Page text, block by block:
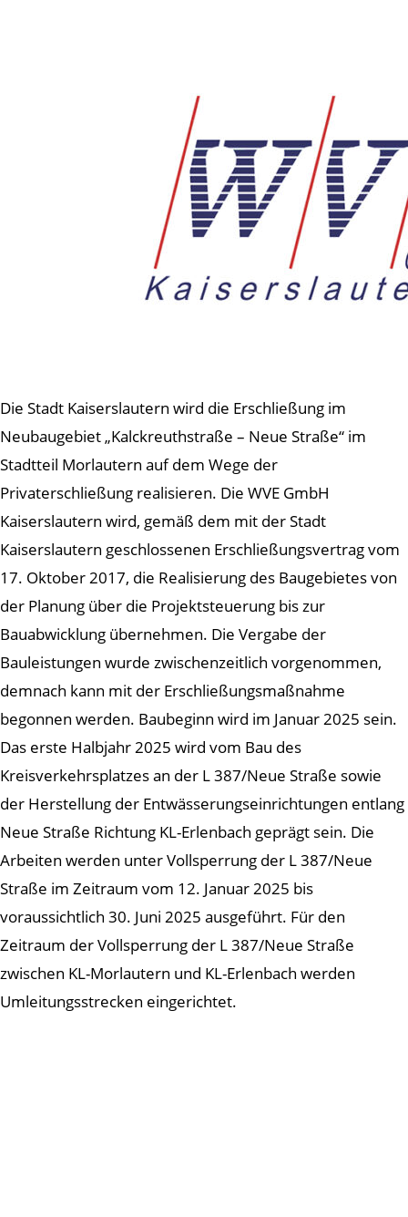
Die Stadt Kaiserslautern wird die Erschließung im
Neubaugebiet „Kalckreuthstraße – Neue Straße“ im
Stadtteil Morlautern auf dem Wege der
Privaterschließung realisieren. Die WVE GmbH
Kaiserslautern wird, gemäß dem mit der Stadt
Kaiserslautern geschlossenen Erschließungsvertrag vom
17. Oktober 2017, die Realisierung des Baugebietes von
der Planung über die Projektsteuerung bis zur
Bauabwicklung übernehmen. Die Vergabe der
Bauleistungen wurde zwischenzeitlich vorgenommen,
demnach kann mit der Erschließungsmaßnahme
begonnen werden. Baubeginn wird im Januar 2025 sein.
Das erste Halbjahr 2025 wird vom Bau des
Kreisverkehrsplatzes an der L 387/Neue Straße sowie
der Herstellung der Entwässerungseinrichtungen entlang
Neue Straße Richtung KL-Erlenbach geprägt sein. Die
Arbeiten werden unter Vollsperrung der L 387/Neue
Straße im Zeitraum vom 12. Januar 2025 bis
voraussichtlich 30. Juni 2025 ausgeführt. Für den
Zeitraum der Vollsperrung der L 387/Neue Straße
zwischen KL-Morlautern und KL-Erlenbach werden
Umleitungsstrecken eingerichtet.